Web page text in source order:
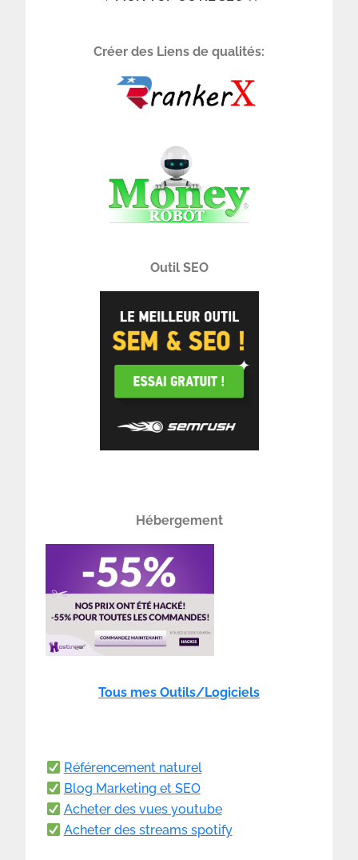
Créer des Liens de qualités:
Outil SEO
Hébergement
Tous mes Outils/Logiciels
Référencement naturel
Blog Marketing et SEO
Acheter des vues youtube
Acheter des streams spotify